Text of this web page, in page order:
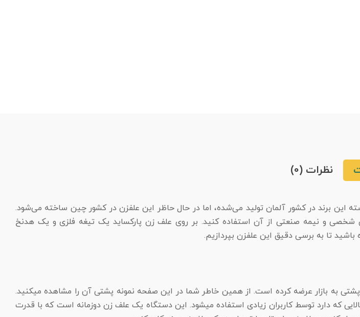
نظرات (0)
این برند در کشور آلمان تولید می‌شده، اما در حال حاظر این علفزن در کشور چین ساخته می‌شود.
شخصی و نیمه صنعتی از آن استفاده کنید. بر روی علف زن پارکساید یک تیغه فلزی و یک هدنخ
تا به برسی دقیق این علفزن بپردازیم.
به بازار عرضه کرده است. از همین خاطر شما در این صفحه نمونه پشتی آن را مشاهده میکنید.
که دارد توسط کاربران زیادی استفاده میشود. این دستگاه یک علف زن دوزمانه است که با قدرت